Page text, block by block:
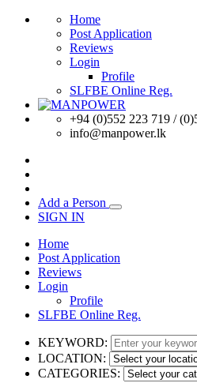
Home
Post Application
Reviews
Login
Profile
SLFBE Online Reg.
+94 (0)552 223 719 /
info@manpower.lk
Add a Person
SIGN IN
Home
Post Application
Reviews
Login
Profile
SLFBE Online Reg.
KEYWORD:
LOCATION:
CATEGORIES: